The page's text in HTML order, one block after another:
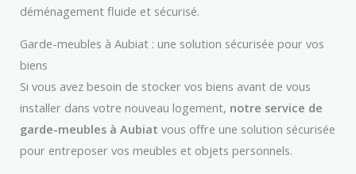
déménagement fluide et sécurisé.
Garde-meubles à Aubiat : une solution sécurisée pour vos
biens
Si vous avez besoin de stocker vos biens avant de vous
installer dans votre nouveau logement, notre service de
garde-meubles à Aubiat vous offre une solution sécurisée
pour entreposer vos meubles et objets personnels.